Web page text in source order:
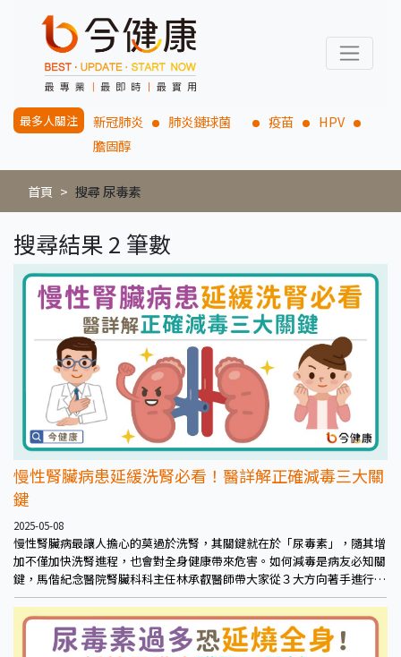
最多人關注 新冠肺炎 肺炎鏈球菌 疫苗
HPV
膽固醇
首頁 搜尋 尿毒素
搜尋結果 2 筆數
慢性腎臟病患延緩洗腎必看！醫詳解正確減毒三大關
鍵
2025-05-08
慢性腎臟病最讓人擔心的莫過於洗腎，其關鍵就在於「尿毒素」，隨其增
加不僅加快洗腎進程，也會對全身健康帶來危害。如何減毒是病友必知關
鍵，馬偕紀念醫院腎臟科科主任林承叡醫師帶大家從３大方向著手進行，
守護腎臟健康！